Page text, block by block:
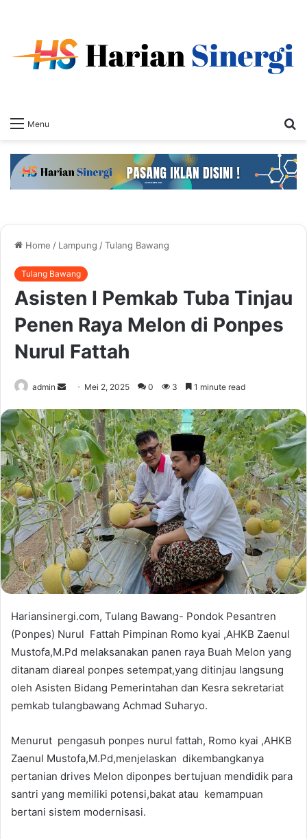
Menu
Home / Lampung /Tulang Bawang
Tulang Bawang
Asisten I Pemkab Tuba Tinjau
Penen Raya Melon di Ponpes
Nurul Fattah
admin
Send
email
Mei 2, 2025 0 3 1 minute read
Hariansinergi.com, Tulang Bawang- Pondok Pesantren
(Ponpes) Nurul Fattah Pimpinan Romo kyai ,AHKB Zaenul
Mustofa,M.Pd melaksanakan panen raya Buah Melon yang
ditanam diareal ponpes setempat,yang ditinjau langsung
oleh Asisten Bidang Pemerintahan dan Kesra sekretariat
pemkab tulangbawang Achmad Suharyo.
Menurut pengasuh ponpes nurul fattah, Romo kyai ,AHKB
Zaenul Mustofa,M.Pd,menjelaskan dikembangkanya
pertanian drives Melon diponpes bertujuan mendidik para
santri yang memiliki potensi,bakat atau kemampuan
bertani sistem modernisasi.